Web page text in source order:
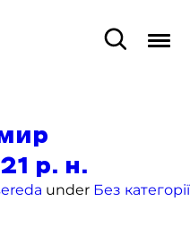
р. н.
under Без категорії